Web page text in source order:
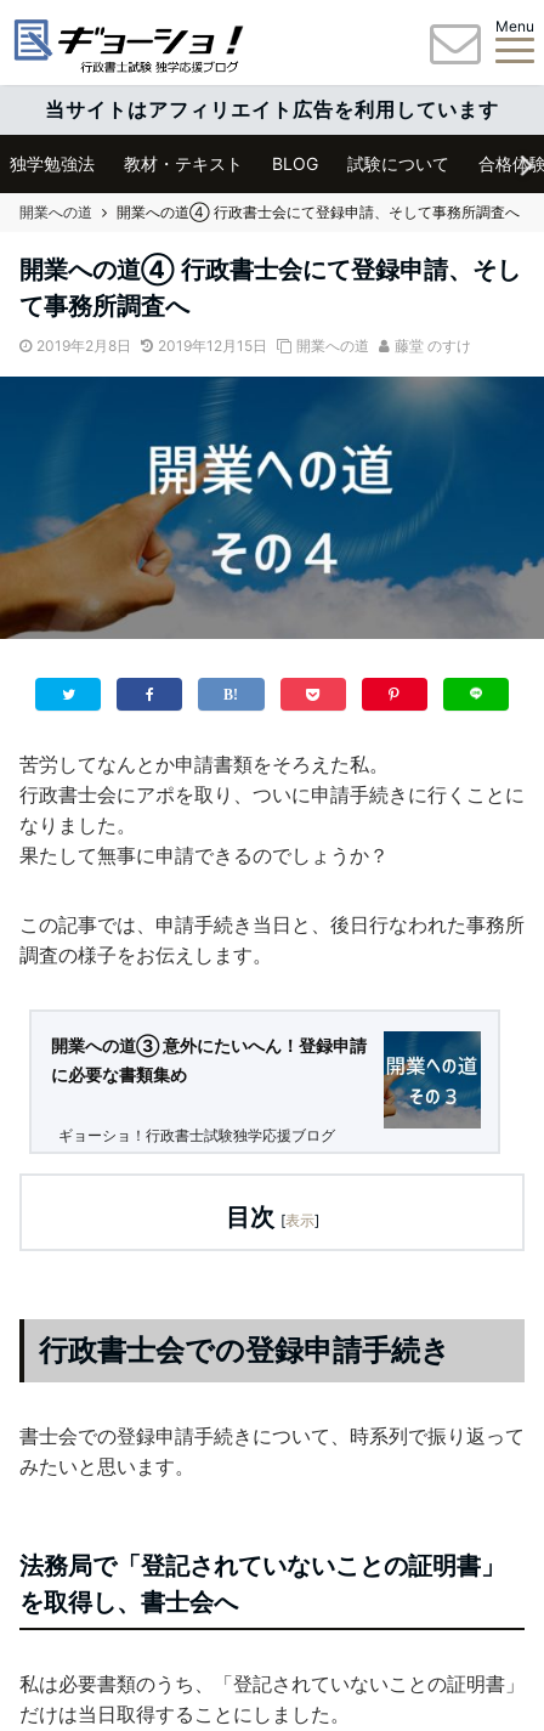
Menu
当サイトはアフィリエイト広告を利用しています
独学勉強法 教材・テキスト BLOG 試験について 合格体
開業への道 開業への道④ 行政書士会にて登録申請、そして事務所調査へ
開業への道④ 行政書士会にて登録申請、そし
て事務所調査へ
2019年2月8日 2019年12月15日 開業への道 藤堂 のすけ
苦労してなんとか申請書類をそろえた私。
行政書士会にアポを取り、ついに申請手続きに行くことに
なりました。
果たして無事に申請できるのでしょうか？
この記事では、申請手続き当日と、後日行なわれた事務所
調査の様子をお伝えします。
開業への道③ 意外にたいへん！登録申請
に必要な書類集め
ギョーショ！行政書士試験独学応援ブログ
目次 [表示]
行政書士会での登録申請手続き
書士会での登録申請手続きについて、時系列で振り返って
みたいと思います。
法務局で「登記されていないことの証明書」
を取得し、書士会へ
私は必要書類のうち、「登記されていないことの証明書」
だけは当日取得することにしました。